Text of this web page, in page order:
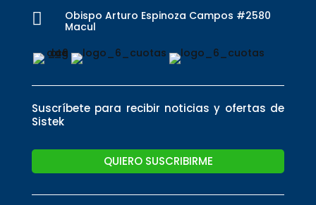

Obispo Arturo Espinoza Campos #2580
Macul
Suscríbete para recibir noticias y ofertas de
Sistek
QUIERO SUSCRIBIRME